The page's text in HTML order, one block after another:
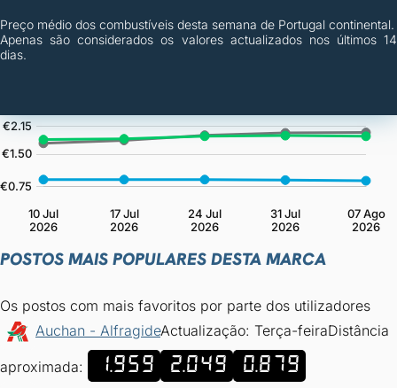
Preço médio dos combustíveis desta semana de Portugal continental.
Apenas são considerados os valores actualizados nos últimos 14
dias.
POSTOS MAIS POPULARES DESTA MARCA
Os postos com mais favoritos por parte dos utilizadores
Auchan - AlfragideActualização: Terça-feiraDistância
aproximada: 1.959 2.049 0.879